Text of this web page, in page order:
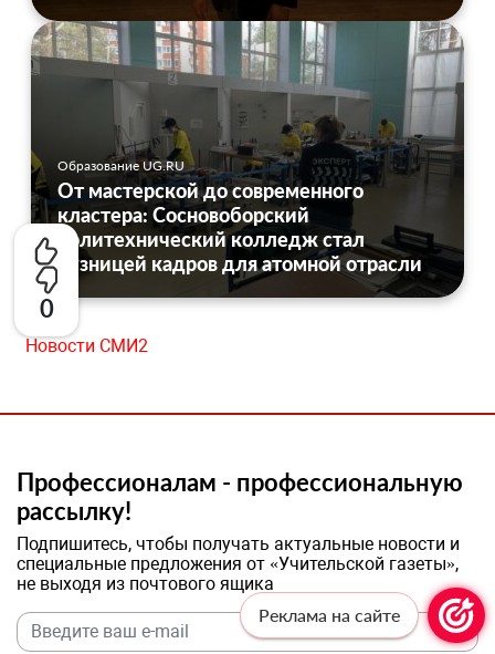
0
Образование UG.RU
От мастерской до современного
кластера: Сосновоборский
политехнический колледж стал
кузницей кадров для атомной отрасли
Новости СМИ2
Профессионалам - профессиональную
рассылку!
Подпишитесь, чтобы получать актуальные новости и
специальные предложения от «Учительской газеты»,
не выходя из почтового ящика
Реклама на сайте